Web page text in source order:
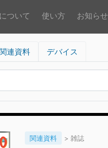
ついて 使い方 お知らせ
連資料 デバイス
関連資料 > 雑誌